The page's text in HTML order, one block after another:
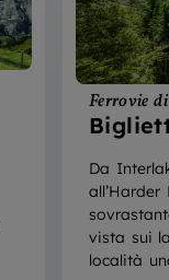
Ferrovie
Da
vista sui
località